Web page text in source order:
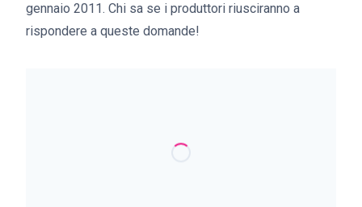
gennaio 2011. Chi sa se i produttori riusciranno a
rispondere a queste domande!